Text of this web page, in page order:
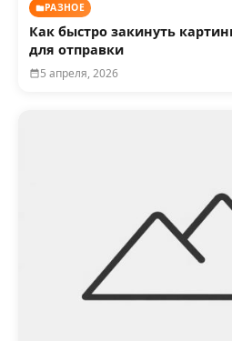
РАЗНОЕ
Как быстро закинуть
для отправки
5 апреля, 2026